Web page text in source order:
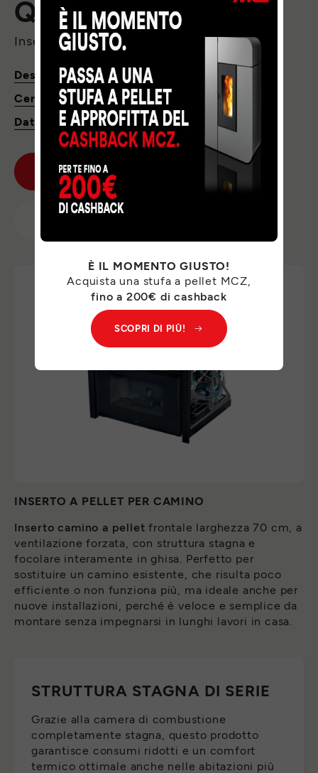
QBOX 70
Inserto a pellet per camino
Descrizione
Certificazioni
Dati tecnici e download
CHIEDI PREVENTIVO
INSERTO A PELLET PER CAMINO
Inserto camino a pellet frontale larghezza 70 cm, a
ventilazione forzata, con struttura stagna e
focolare interamente in ghisa. Perfetto per
sostituire un camino esistente, che risulta poco
efficiente o non funziona più, ma ideale anche per
nuove installazioni, perché è veloce e semplice da
montare senza impegnarsi in lunghi lavori in casa.
STRUTTURA STAGNA DI SERIE
Grazie alla camera di combustione
completamente stagna, questo prodotto
garantisce consumi ridotti e un comfort
termico ottimale anche nelle abitazioni più
È IL MOMENTO GIUSTO!
Acquista una stufa a pellet MCZ,
fino a 200€ di cashback
SCOPRI DI PIÙ!